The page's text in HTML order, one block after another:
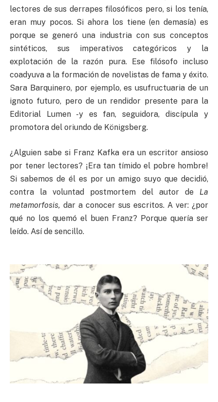
lectores de sus derrapes filosóficos pero, si los tenía,
eran muy pocos. Si ahora los tiene (en demasía) es
porque se generó una industria con sus conceptos
sintéticos, sus imperativos categóricos y la
explotación de la razón pura. Ese filósofo incluso
coadyuva a la formación de novelistas de fama y éxito.
Sara Barquinero, por ejemplo, es usufructuaria de un
ignoto futuro, pero de un rendidor presente para la
Editorial Lumen -y es fan, seguidora, discípula y
promotora del oriundo de Königsberg.
¿Alguien sabe si Franz Kafka era un escritor ansioso
por tener lectores? ¡Era tan tímido el pobre hombre!
Si sabemos de él es por un amigo suyo que decidió,
contra la voluntad postmortem del autor de La
metamorfosis, dar a conocer sus escritos. A ver: ¿por
qué no los quemó el buen Franz? Porque quería ser
leído. Así de sencillo.